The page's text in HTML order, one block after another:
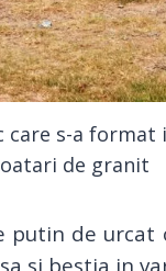
care s-a
de granit
putin de
si bestia in